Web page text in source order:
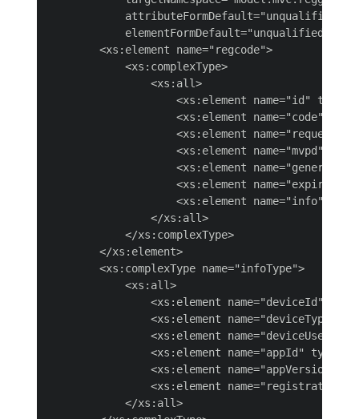
            attributeFormDefault="unqualified"
            elementFormDefault="unqualified">
        <xs:element name="regcode">
            <xs:complexType>
                <xs:all>
<xs:element name="id"
<xs:element name="code"
<xs:element
<xs:element name="mvpd"
<xs:element
<xs:element name="expires"
<xs:element name="info"
                </xs:all>
            </xs:complexType>
        </xs:element>
        <xs:complexType name="infoType">
            <xs:all>
<xs:element name="deviceId"
<xs:element name="deviceType"
<xs:element name="deviceUser"
<xs:element name="appId"
<xs:element name="appVersion"
<xs:element
            </xs:all>